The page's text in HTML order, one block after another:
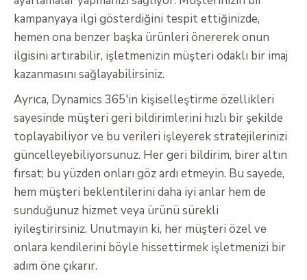
kampanyaya ilgi gösterdiğini tespit ettiğinizde,
hemen ona benzer başka ürünleri önererek onun
ilgisini artırabilir, işletmenizin müşteri odaklı bir imaj
kazanmasını sağlayabilirsiniz.
Ayrıca, Dynamics 365'in kişiselleştirme özellikleri
sayesinde müşteri geri bildirimlerini hızlı bir şekilde
toplayabiliyor ve bu verileri işleyerek stratejilerinizi
güncelleyebiliyorsunuz. Her geri bildirim, birer altın
fırsat; bu yüzden onları göz ardı etmeyin. Bu sayede,
hem müşteri beklentilerini daha iyi anlar hem de
sunduğunuz hizmet veya ürünü sürekli
iyileştirirsiniz. Unutmayın ki, her müşteri özel ve
onlara kendilerini böyle hissettirmek işletmenizi bir
adım öne çıkarır.